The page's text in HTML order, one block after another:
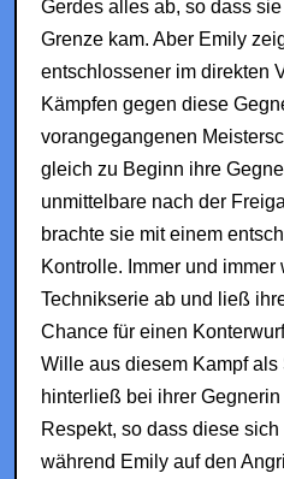
Gerdes alles ab, so dass
Grenze kam. Aber Emily
entschlossener im direkten
Kämpfen gegen diese
vorangegangenen
gleich zu Beginn ihre
unmittelbare nach der
brachte sie mit einem
Kontrolle. Immer und
Technikserie ab und ließ
Chance für einen
Wille aus diesem Kampf
hinterließ bei ihrer
Respekt, so dass diese
während Emily auf den